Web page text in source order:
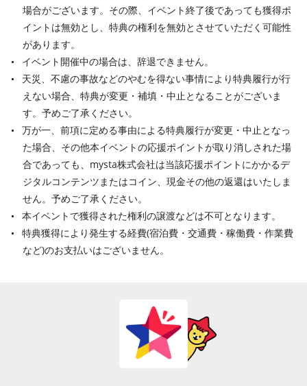
場合がございます。その際、イベント終了後であっても獲得ポ
イントは無効とし、特典の権利を無効とさせていただく可能性
があります。
イベント開催中の場合は、辞退できません。
天災、不慮の事故などのやむを得ない事情により特典履行が行
えない場合、特典が変更・補填・中止となることがございま
す。予めご了承ください。
万が一、前項に定める事由による特典履行が変更・中止となっ
た場合、その他本イベントの応援ポイントが取り消しされた場
合であっても、mysta株式会社は当該応援ポイントにかかるデ
ジタルコンテンツまたはコイン、現金その他の返還はいたしま
せん。予めご了承ください。
本イベントで獲得された権利の譲渡などは不可となります。
特典獲得により発生する経費(宿泊費・交通費・稼働費・作業費
など)のお支払いはございません。